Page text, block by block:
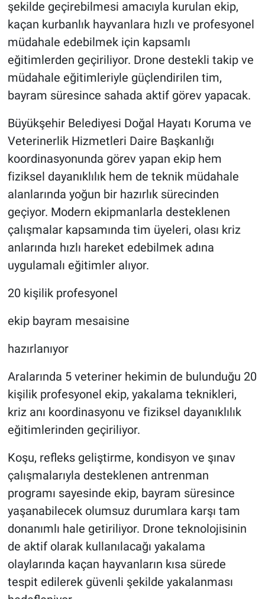
şekilde geçirebilmesi amacıyla kurulan ekip,
kaçan kurbanlık hayvanlara hızlı ve profesyonel
müdahale edebilmek için kapsamlı
eğitimlerden geçiriliyor. Drone destekli takip ve
müdahale eğitimleriyle güçlendirilen tim,
bayram süresince sahada aktif görev yapacak.
Büyükşehir Belediyesi Doğal Hayatı Koruma ve
Veterinerlik Hizmetleri Daire Başkanlığı
koordinasyonunda görev yapan ekip hem
fiziksel dayanıklılık hem de teknik müdahale
alanlarında yoğun bir hazırlık sürecinden
geçiyor. Modern ekipmanlarla desteklenen
çalışmalar kapsamında tim üyeleri, olası kriz
anlarında hızlı hareket edebilmek adına
uygulamalı eğitimler alıyor.
20 kişilik profesyonel
ekip bayram mesaisine
hazırlanıyor
Aralarında 5 veteriner hekimin de bulunduğu 20
kişilik profesyonel ekip, yakalama teknikleri,
kriz anı koordinasyonu ve fiziksel dayanıklılık
eğitimlerinden geçiriliyor.
Koşu, refleks geliştirme, kondisyon ve şınav
çalışmalarıyla desteklenen antrenman
programı sayesinde ekip, bayram süresince
yaşanabilecek olumsuz durumlara karşı tam
donanımlı hale getiriliyor. Drone teknolojisinin
de aktif olarak kullanılacağı yakalama
olaylarında kaçan hayvanların kısa sürede
tespit edilerek güvenli şekilde yakalanması